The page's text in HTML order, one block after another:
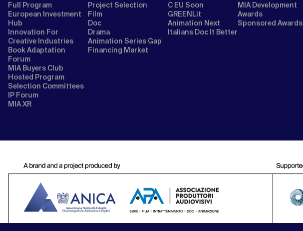
Full Program
European Investment
Hub
Innovation For
Creative Industries
Book Adaptation
Forum
MIA Buyers Club
Hosted Program
Selection Committees
IP Forum
MIA XR
Project Selection
Film
Doc
Drama
Animation Series Gap
Financing Market
C EU Soon
GREENLit
Animation Next
Italians Doc It Better
MIA Development
Awards
Sponsored Awards